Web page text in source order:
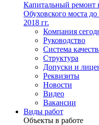
Капитальный ремонт
Обуховского моста
2018 гг.
Компания
Руководство
Система
Структура
Допуски и
Реквизиты
Новости
Видео
Вакансии
Виды работ
Объекты в работе